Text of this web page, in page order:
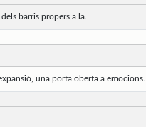
barris propers a la...
una porta oberta a emocions...